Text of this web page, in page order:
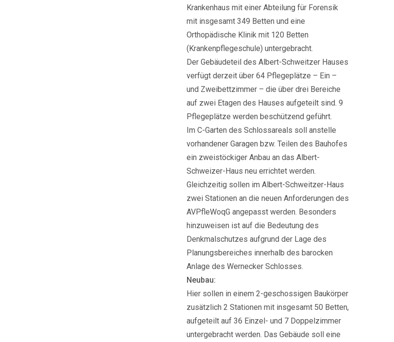
Krankenhaus mit einer Abteilung für Forensik
mit insgesamt 349 Betten und eine
Orthopädische Klinik mit 120 Betten
(Krankenpflegeschule) untergebracht.
Der Gebäudeteil des Albert-Schweitzer Hauses
verfügt derzeit über 64 Pflegeplätze – Ein –
und Zweibettzimmer – die über drei Bereiche
auf zwei Etagen des Hauses aufgeteilt sind. 9
Pflegeplätze werden beschützend geführt.
Im C-Garten des Schlossareals soll anstelle
vorhandener Garagen bzw. Teilen des Bauhofes
ein zweistöckiger Anbau an das Albert-
Schweizer-Haus neu errichtet werden.
Gleichzeitig sollen im Albert-Schweitzer-Haus
zwei Stationen an die neuen Anforderungen des
AVPfleWoqG angepasst werden. Besonders
hinzuweisen ist auf die Bedeutung des
Denkmalschutzes aufgrund der Lage des
Planungsbereiches innerhalb des barocken
Anlage des Wernecker Schlosses.
Neubau:
Hier sollen in einem 2-geschossigen Baukörper
zusätzlich 2 Stationen mit insgesamt 50 Betten,
aufgeteilt auf 36 Einzel- und 7 Doppelzimmer
untergebracht werden. Das Gebäude soll eine